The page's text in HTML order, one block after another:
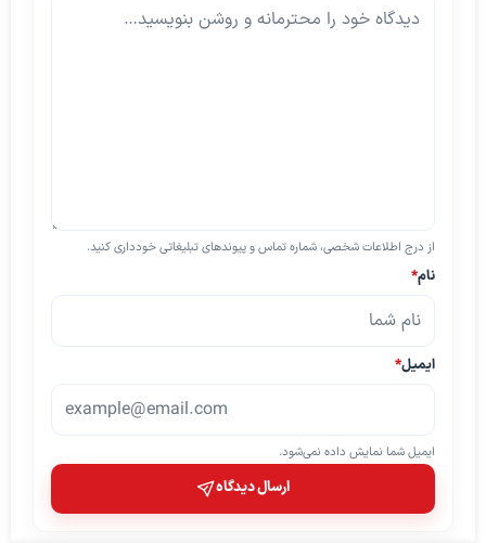
از درج اطلاعات شخصی، شماره تماس و پیوندهای تبلیغاتی خودداری کنید.
نام*
ایمیل*
ایمیل شما نمایش داده نمی‌شود.
ارسال دیدگاه